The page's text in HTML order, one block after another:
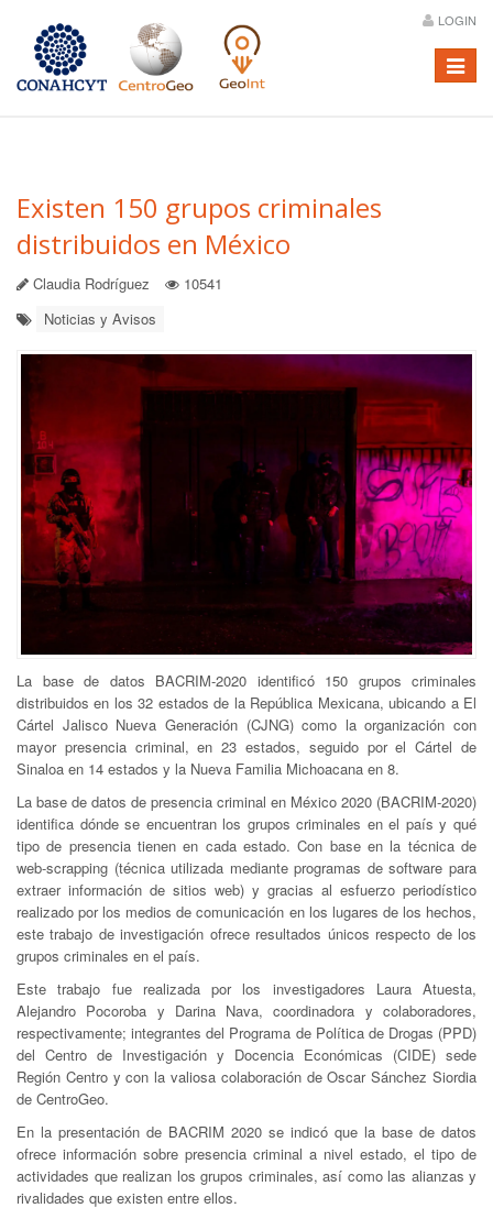
LOGIN
Menú
Existen 150 grupos criminales
distribuidos en México
Claudia Rodríguez
10541
Noticias y Avisos
La base de datos BACRIM-2020 identificó 150 grupos criminales
distribuidos en los 32 estados de la República Mexicana, ubicando a El
Cártel Jalisco Nueva Generación (CJNG) como la organización con
mayor presencia criminal, en 23 estados, seguido por el Cártel de
Sinaloa en 14 estados y la Nueva Familia Michoacana en 8.
La base de datos de presencia criminal en México 2020 (BACRIM-2020)
identifica dónde se encuentran los grupos criminales en el país y qué
tipo de presencia tienen en cada estado. Con base en la técnica de
web-scrapping (técnica utilizada mediante programas de software para
extraer información de sitios web) y gracias al esfuerzo periodístico
realizado por los medios de comunicación en los lugares de los hechos,
este trabajo de investigación ofrece resultados únicos respecto de los
grupos criminales en el país.
Este trabajo fue realizada por los investigadores Laura Atuesta,
Alejandro Pocoroba y Darina Nava, coordinadora y colaboradores,
respectivamente; integrantes del Programa de Política de Drogas (PPD)
del Centro de Investigación y Docencia Económicas (CIDE) sede
Región Centro y con la valiosa colaboración de Oscar Sánchez Siordia
de CentroGeo.
En la presentación de BACRIM 2020 se indicó que la base de datos
ofrece información sobre presencia criminal a nivel estado, el tipo de
actividades que realizan los grupos criminales, así como las alianzas y
rivalidades que existen entre ellos.